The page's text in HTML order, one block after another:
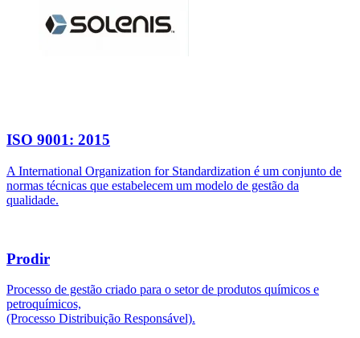
ISO 9001: 2015
A International Organization for Standardization é um conjunto de
normas técnicas que estabelecem um modelo de gestão da
qualidade.
Prodir
Processo de gestão criado para o setor de produtos químicos e
petroquímicos,
(Processo Distribuição Responsável).